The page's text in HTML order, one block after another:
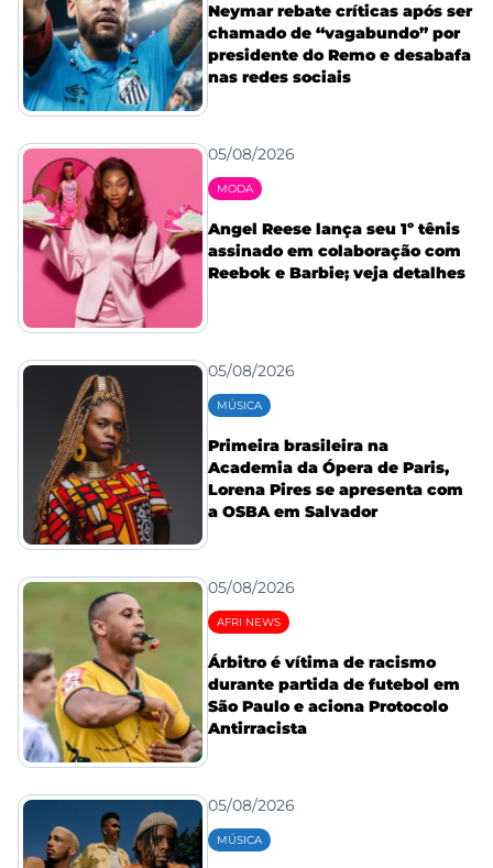
Neymar rebate críticas após ser
chamado de “vagabundo” por
presidente do Remo e desabafa
nas redes sociais
05/08/2026
MODA
Angel Reese lança seu 1º tênis
assinado em colaboração com
Reebok e Barbie; veja detalhes
05/08/2026
MÚSICA
Primeira brasileira na
Academia da Ópera de Paris,
Lorena Pires se apresenta com
a OSBA em Salvador
05/08/2026
AFRI NEWS
Árbitro é vítima de racismo
durante partida de futebol em
São Paulo e aciona Protocolo
Antirracista
05/08/2026
MÚSICA